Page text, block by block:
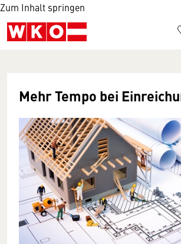
Zum Inhalt springen
Mehr Tempo bei